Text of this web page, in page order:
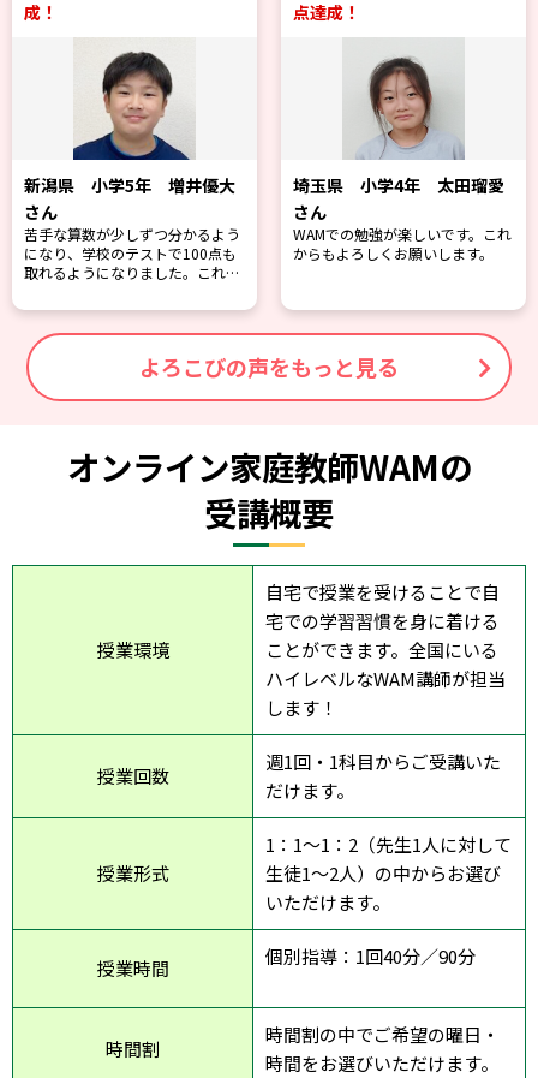
増井優大
つ分かるよう
トで100点も
した。これか
埼玉県 小学4年 太田瑠愛
WAMでの勉強が楽しいです。これ
からもよろしくお願いします。
神奈川県 小
苦手だった算数
得意になりまし
よろこびの声をもっと見る
オンライン家庭教師WAMの
受講概要
授業環境
自宅で授業を受けることで自
宅での学習習慣を身に着ける
ことができます。全国にいる
ハイレベルなWAM講師が担当
します！
授業回数
週1回・1科目からご受講いた
だけます。
授業形式
1：1～1：2（先生1人に対して
生徒1～2人）の中からお選び
いただけます。
授業時間 個別指導：1回40分／90分
時間割
時間割の中でご希望の曜日・
時間をお選びいただけます。